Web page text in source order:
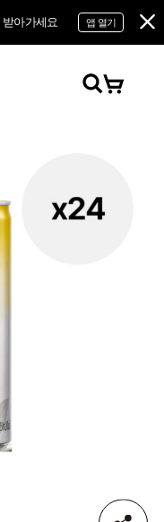
받아가세요 앱 열기